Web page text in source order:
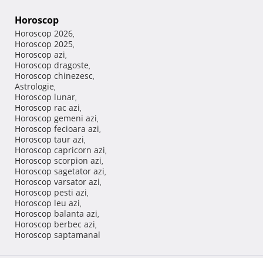
Horoscop
Horoscop 2026,
Horoscop 2025,
Horoscop azi,
Horoscop dragoste,
Horoscop chinezesc,
Astrologie,
Horoscop lunar,
Horoscop rac azi,
Horoscop gemeni azi,
Horoscop fecioara azi,
Horoscop taur azi,
Horoscop capricorn azi,
Horoscop scorpion azi,
Horoscop sagetator azi,
Horoscop varsator azi,
Horoscop pesti azi,
Horoscop leu azi,
Horoscop balanta azi,
Horoscop berbec azi,
Horoscop saptamanal